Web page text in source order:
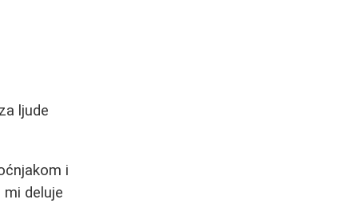
ljude
i
deluje